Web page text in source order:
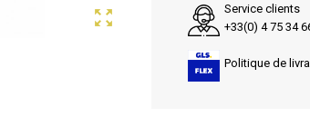
zoom_out_map
Service clients
+33(0) 4 75 34
Politique de